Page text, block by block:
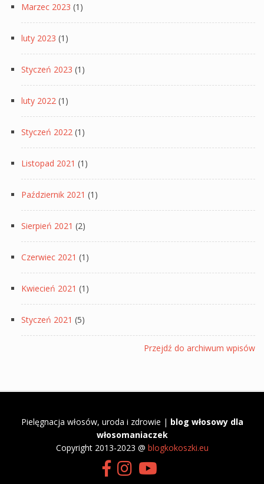
Marzec 2023 (1)
luty 2023 (1)
Styczeń 2023 (1)
luty 2022 (1)
Styczeń 2022 (1)
Listopad 2021 (1)
Październik 2021 (1)
Sierpień 2021 (2)
Czerwiec 2021 (1)
Kwiecień 2021 (1)
Styczeń 2021 (5)
Przejdź do archiwum wpisów
Pielęgnacja włosów, uroda i zdrowie | blog włosowy dla
włosomaniaczek
​Copyright 2013-2023 @ blogkokoszki.eu